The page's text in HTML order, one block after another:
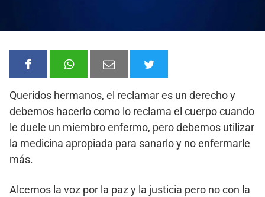
Queridos hermanos, el reclamar es un derecho y
debemos hacerlo como lo reclama el cuerpo cuando
le duele un miembro enfermo, pero debemos utilizar
la medicina apropiada para sanarlo y no enfermarle
más.
Alcemos la voz por la paz y la justicia pero no con la